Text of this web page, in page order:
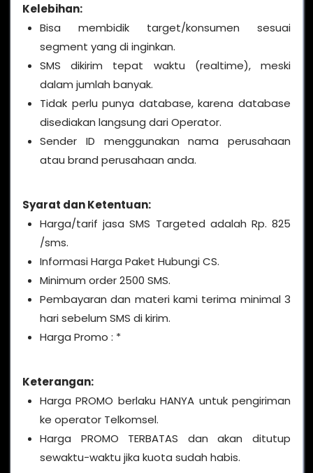
Kelebihan:
Bisa membidik target/konsumen sesuai
segment yang di inginkan.
SMS dikirim tepat waktu (realtime), meski
dalam jumlah banyak.
Tidak perlu punya database, karena database
disediakan langsung dari Operator.
Sender ID menggunakan nama perusahaan
atau brand perusahaan anda.
Syarat dan Ketentuan:
Harga/tarif jasa SMS Targeted adalah Rp. 825
/sms.
Informasi Harga Paket Hubungi CS.
Minimum order 2500 SMS.
Pembayaran dan materi kami terima minimal 3
hari sebelum SMS di kirim.
Harga Promo : *
Keterangan:
Harga PROMO berlaku HANYA untuk pengiriman
ke operator Telkomsel.
Harga PROMO TERBATAS dan akan ditutup
sewaktu-waktu jika kuota sudah habis.